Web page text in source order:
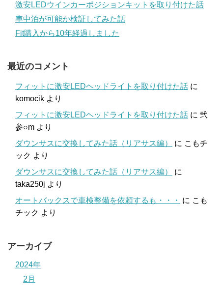
激安LEDウインカーポジションキットを取り付けた話
車中泊が可能か検証してみた話
Fit購入から10年経過しました
最近のコメント
フィットに激安LEDヘッドライトを取り付けた話 に
komocik より
フィットに激安LEDヘッドライトを取り付けた話 に 弐
参○m より
ダウンサスに交換してみた話（リアサス編）
に こもチ
ック より
ダウンサスに交換してみた話（リアサス編）
に
taka250j より
オートバックスで車検整備を依頼するも・・・
に こも
チック より
アーカイブ
2024年
2月